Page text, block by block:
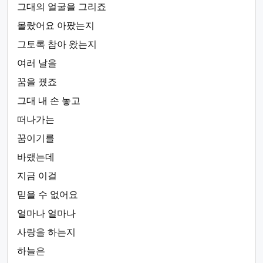
그대의 얼굴을 그리죠
몰랐어요 아팠는지
그토록 참아 왔는지
여러 날을
꿈을 꿨죠
그대 내 손 놓고
떠나가는
꿈이기를
바랬는데
지금 이걸
믿을 수 없어요
얼마나 얼마나
사랑을 하는지
하늘은